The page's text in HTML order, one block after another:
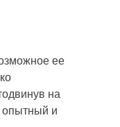
ее
на
опытный и